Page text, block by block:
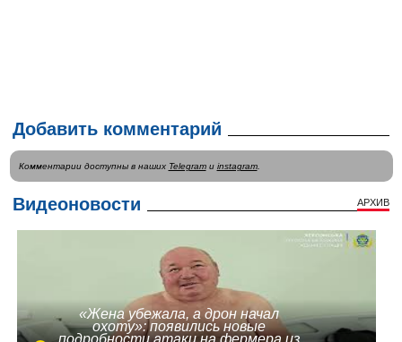
Добавить комментарий
Комментарии доступны в наших Telegramи instagram.
Видеоновости АРХИВ
«Жена убежала, а дрон начал
охоту»: появились новые